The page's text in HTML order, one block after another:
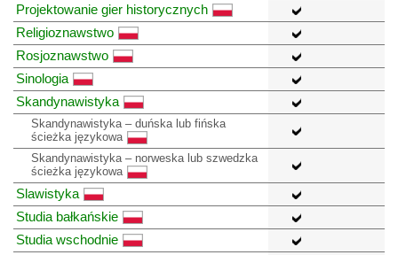
Projektowanie gier historycznych
Religioznawstwo
Rosjoznawstwo
Sinologia
Skandynawistyka
Skandynawistyka – duńska lub fińska
ścieżka językowa
Skandynawistyka – norweska lub szwedzka
ścieżka językowa
Slawistyka
Studia bałkańskie
Studia wschodnie